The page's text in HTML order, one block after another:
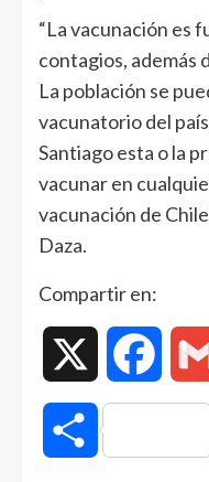
“La vacunación es
contagios, además
La población se
vacunatorio del
Santiago esta o la
vacunar en
vacunación de
Daza.
Compartir en:
Compartir